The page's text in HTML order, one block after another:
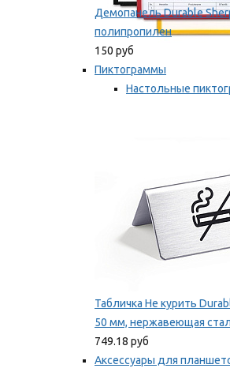
Демопанель Durable
полипропилен
150 руб
Пиктограммы
Настольные
Табличка Не курить
50 мм, нержавеющая
749.18 руб
Аксессуары для